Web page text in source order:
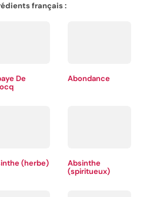
français :
De
Abondance
(herbe)
Absinthe
(spiritueux)